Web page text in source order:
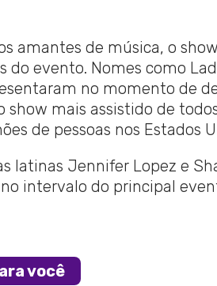
amantes de música, o
do evento. Nomes como
no momento de
show mais assistido de
de pessoas nos Estados
latinas Jennifer Lopez e
intervalo do principal
você